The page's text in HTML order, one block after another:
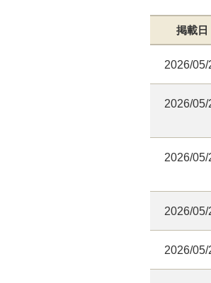
掲載日
2026/05/
2026/05/
2026/05/
2026/05/
2026/05/